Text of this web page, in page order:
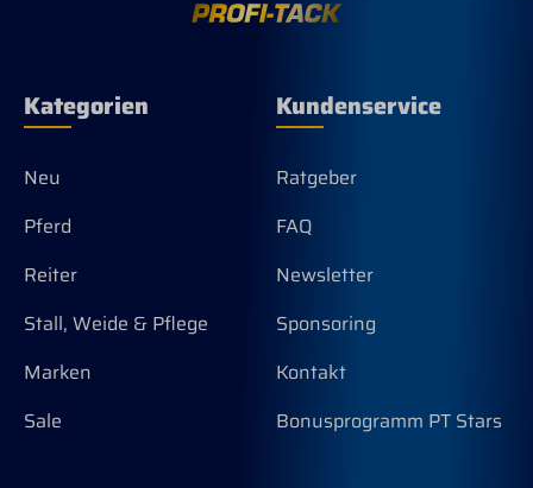
Kategorien
Neu
Pferd
Reiter
Stall, Weide & Pflege
Marken
Sale
Kundenservice
Ratgeber
FAQ
Newsletter
Sponsoring
Kontakt
Bonusprogramm PT Stars